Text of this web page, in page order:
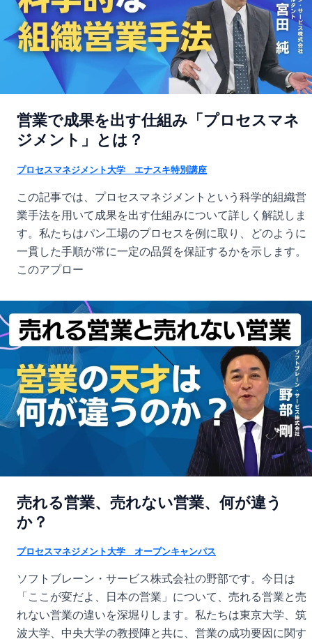
営業で成果を出す仕組み「プロセスマネ
ジメント」とは？
プロセスマネジメント大学 エナスキ特別講座
この記事では、プロセスマネジメントという科学的組織営
業手法を用いて成果を出す仕組みについて詳しく解説しま
す。私たちはパン工場のプロセスを例に取り、どのように
一貫した手順が常に一定の品質を保証するかを示します。
このアプロー
売れる営業、売れない営業、何が違う
か？
プロセスマネジメント大学 オープンキャンパス
ソフトブレーン・サービス株式会社の野部です。今日は
「ここが変だよ、日本の営業」について、売れる営業と売
れない営業の違いを深堀りします。私たちは東京大学、筑
波大学、中央大学の教授陣と共に、営業の成功要因に関す